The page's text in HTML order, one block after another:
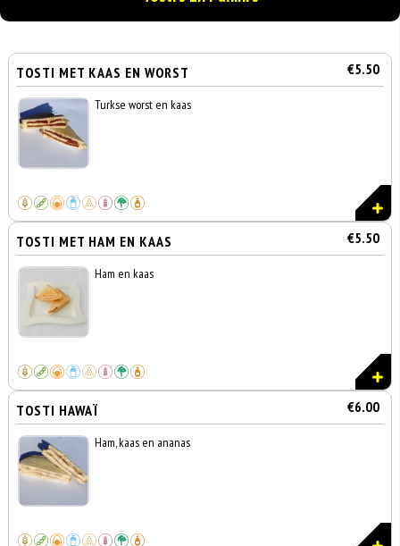
TOSTI MET KAAS EN WORST €5.50
Turkse worst en kaas
TOSTI MET HAM EN KAAS €5.50
Ham en kaas
TOSTI HAWAÏ €6.00
Ham, kaas en ananas